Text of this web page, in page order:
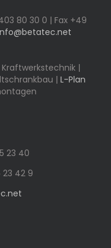
80 30 0 | Fax +49
|
| L-Plan
23 40
42 9